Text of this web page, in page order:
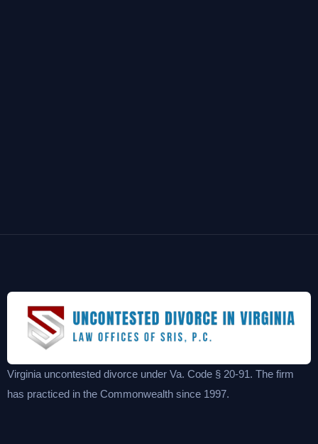
Virginia uncontested divorce under Va. Code § 20-91. The firm
has practiced in the Commonwealth since 1997.